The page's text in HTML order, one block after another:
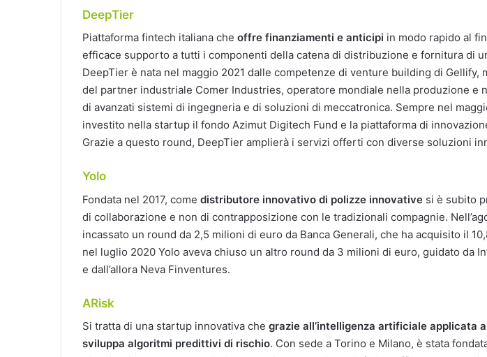
DeepTier
Piattaforma fintech italiana che offre finanziamenti e anticipi in modo rapido al
efficace supporto a tutti i componenti della catena di distribuzione e fornitura di
DeepTier è nata nel maggio 2021 dalle competenze di venture building di Gellify,
del partner industriale Comer Industries, operatore mondiale nella produzione e
di avanzati sistemi di ingegneria e di soluzioni di meccatronica. Sempre nel
investito nella startup il fondo Azimut Digitech Fund e la piattaforma di
Grazie a questo round, DeepTier amplierà i servizi offerti con diverse soluzioni
Yolo
Fondata nel 2017, come distributore innovativo di polizze innovative si è subito
di collaborazione e non di contrapposizione con le tradizionali compagnie.
incassato un round da 2,5 milioni di euro da Banca Generali, che ha acquisito il
nel luglio 2020 Yolo aveva chiuso un altro round da 3 milioni di euro, guidato da
e dall’allora Neva Finventures.
ARisk
Si tratta di una startup innovativa che grazie all’intelligenza artificiale applicata
sviluppa algoritmi predittivi di rischio. Con sede a Torino e Milano, è stata